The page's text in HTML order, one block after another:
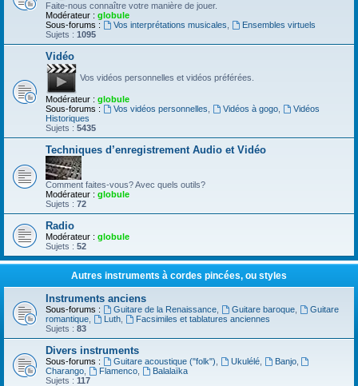
Faite-nous connaître votre manière de jouer.
Modérateur : globule
Sous-forums :
Vos interprétations musicales
Ensembles virtuels
Sujets : 1095
Vidéo
Vos vidéos personnelles et vidéos préférées.
Modérateur : globule
Sous-forums :
Vos vidéos personnelles Vidéos à gogo,
Vidéos
Historiques
Sujets : 5435
Techniques d’enregistrement Audio et Vidéo
Comment faites-vous? Avec quels outils?
Modérateur : globule
Sujets : 72
Radio
Modérateur : globule
Sujets : 52
Autres instruments à cordes pincées, ou styles
Instruments anciens
Sous-forums : Guitare de la Renaissance, Guitare baroque,
Guitare
romantique
Luth,
Facsimiles et tablatures anciennes
Sujets : 83
Divers instruments
Sous-forums : Guitare acoustique ("folk") Ukulélé, Banjo,
Charango
Flamenco,
Balalaïka
Sujets : 117